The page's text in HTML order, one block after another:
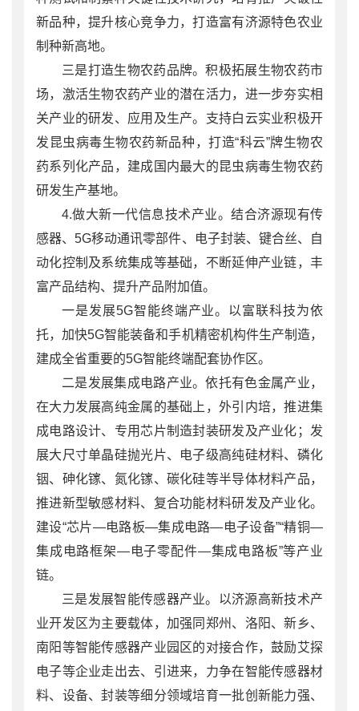
新品种，提升核心竞争力，打造富有济源特色农业
制种新高地。
三是打造生物农药品牌。积极拓展生物农药市
场，激活生物农药产业的潜在活力，进一步夯实相
关产业的研发、应用及生产。支持白云实业积极开
发昆虫病毒生物农药新品种，打造“科云”牌生物农
药系列化产品，建成国内最大的昆虫病毒生物农药
研发生产基地。
4.做大新一代信息技术产业。结合济源现有传
感器、5G移动通讯零部件、电子封装、键合丝、自
动化控制及系统集成等基础，不断延伸产业链，丰
富产品结构、提升产品附加值。
一是发展5G智能终端产业。以富联科技为依
托，加快5G智能装备和手机精密机构件生产制造，
建成全省重要的5G智能终端配套协作区。
二是发展集成电路产业。依托有色金属产业，
在大力发展高纯金属的基础上，外引内培，推进集
成电路设计、专用芯片制造封装研发及产业化；发
展大尺寸单晶硅抛光片、电子级高纯硅材料、磷化
铟、砷化镓、氮化镓、碳化硅等半导体材料产品，
推进新型敏感材料、复合功能材料研发及产业化。
建设“芯片—电路板—集成电路—电子设备”“精铜—
集成电路框架—电子零配件—集成电路板”等产业
链。
三是发展智能传感器产业。以济源高新技术产
业开发区为主要载体，加强同郑州、洛阳、新乡、
南阳等智能传感器产业园区的对接合作，鼓励艾探
电子等企业走出去、引进来，力争在智能传感器材
料、设备、封装等细分领域培育一批创新能力强、